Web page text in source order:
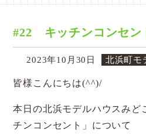
#22 キッチンコンセン
2023年10月30日 北浜町モ
皆様こんにちは(^^)/
本日の北浜モデルハウスみど
チンコンセント」について